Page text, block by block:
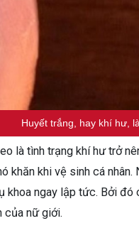
Huyết trắng, hay khí hư,
là tình trạng khí hư trở
khăn khi vệ sinh cá
khoa ngay lập tức. Bởi
của nữ giới.